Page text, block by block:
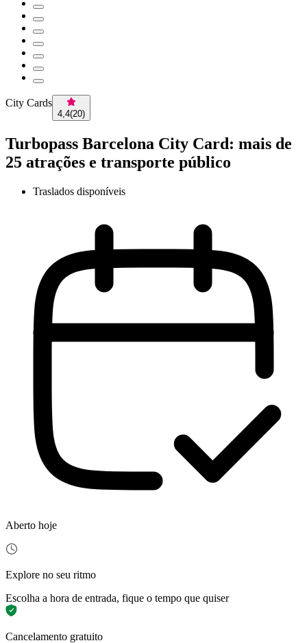
City Cards
4,4(20)
Turbopass Barcelona City Card: mais de
25 atrações e transporte público
Traslados disponíveis
Aberto hoje
Explore no seu ritmo
Escolha a hora de entrada, fique o tempo que quiser
Cancelamento gratuito